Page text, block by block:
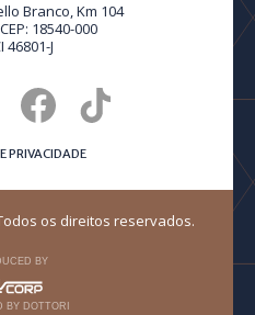
Branco, Km 104
18540-000
46801-J
PRIVACIDADE
os direitos reservados.
BY
BY DOTTORI